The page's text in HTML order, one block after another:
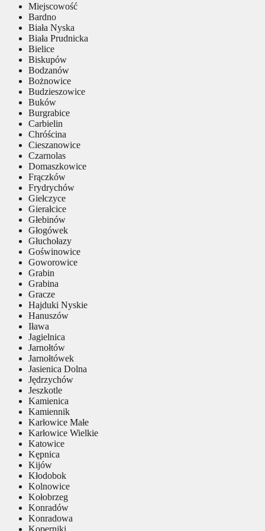
Miejscowość
Bardno
Biała Nyska
Biała Prudnicka
Bielice
Biskupów
Bodzanów
Bożnowice
Budzieszowice
Buków
Burgrabice
Carbielin
Chróścina
Cieszanowice
Czarnolas
Domaszkowice
Frączków
Frydrychów
Giełczyce
Gierałcice
Głebinów
Głogówek
Głuchołazy
Goświnowice
Goworowice
Grabin
Grabina
Gracze
Hajduki Nyskie
Hanuszów
Iława
Jagielnica
Jarnołtów
Jarnołtówek
Jasienica Dolna
Jędrzychów
Jeszkotle
Kamienica
Kamiennik
Karłowice Małe
Karłowice Wielkie
Katowice
Kępnica
Kijów
Kłodobok
Kolnowice
Kołobrzeg
Konradów
Konradowa
Koperniki